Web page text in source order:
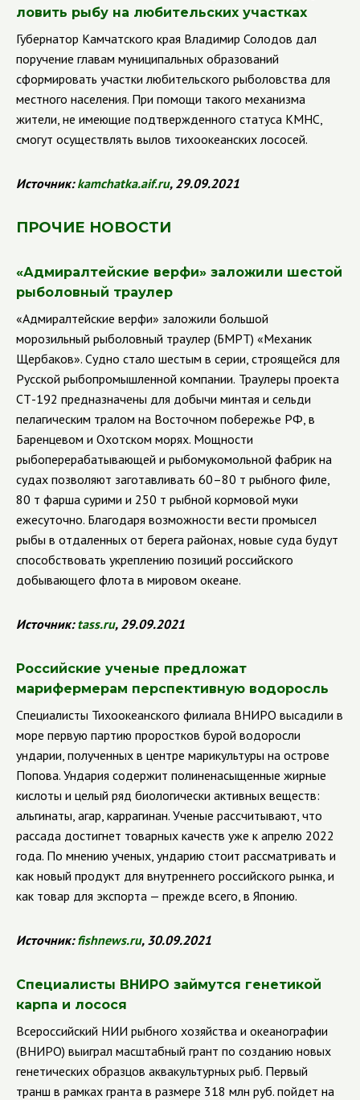
ловить рыбу на любительских участках
Губернатор Камчатского края Владимир Солодов дал
поручение главам муниципальных образований
сформировать участки любительского рыболовства для
местного населения. При помощи такого механизма
жители, не имеющие подтвержденного статуса КМНС,
смогут осуществлять вылов тихоокеанских лососей.
Источник:kamchatka.aif.ru, 29.09.2021
ПРОЧИЕ НОВОСТИ
«Адмиралтейские верфи» заложили шестой
рыболовный траулер
«Адмиралтейские верфи» заложили большой
морозильный рыболовный траулер (БМРТ) «Механик
Щербаков». Судно стало шестым в серии, строящейся для
Русской рыбопромышленной компании. Траулеры проекта
СТ-192 предназначены для добычи минтая и сельди
пелагическим тралом на Восточном побережье РФ, в
Баренцевом и Охотском морях. Мощности
рыбоперерабатывающей и рыбомукомольной фабрик на
судах позволяют заготавливать 60–80 т рыбного филе,
80 т фарша сурими и 250 т рыбной кормовой муки
ежесуточно. Благодаря возможности вести промысел
рыбы в отдаленных от берега районах, новые суда будут
способствовать укреплению позиций российского
добывающего флота в мировом океане.
Источник:tass.ru, 29.09.2021
Российские ученые предложат
марифермерам перспективную водоросль
Cпециалисты Тихоокеанского филиала ВНИРО высадили в
море первую партию проростков бурой водоросли
ундарии, полученных в центре марикультуры на острове
Попова. Ундария содержит полиненасыщенные жирные
кислоты и целый ряд биологически активных веществ:
альгинаты, агар, каррагинан. Ученые рассчитывают, что
рассада достигнет товарных качеств уже к апрелю 2022
года. По мнению ученых, ундарию стоит рассматривать и
как новый продукт для внутреннего российского рынка, и
как товар для экспорта — прежде всего, в Японию.
Источник:fishnews.ru, 30.09.2021
Специалисты ВНИРО займутся генетикой
карпа и лосося
Всероссийский НИИ рыбного хозяйства и океанографии
(ВНИРО) выиграл масштабный грант по созданию новых
генетических образцов аквакультурных рыб. Первый
транш в рамках гранта в размере 318 млн руб. пойдет на